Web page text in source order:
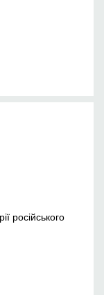
російського